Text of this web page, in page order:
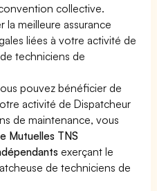
collective.
la meilleure assurance
liées à votre activité de
techniciens de
pouvez bénéficier de
activité de Dispatcheur
de maintenance, vous
Mutuelles TNS
exerçant le
de techniciens de